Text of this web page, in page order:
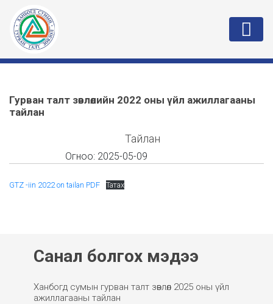
Гурван талт зөвлөлийн 2022 оны үйл ажиллагааны
тайлан
Тайлан
Огноо: 2025-05-09
GTZ -iin 2022 on tailan PDF Татах
Санал болгох мэдээ
Ханбогд сумын гурван талт зөвлөл 2025 оны үйл
ажиллагааны тайлан